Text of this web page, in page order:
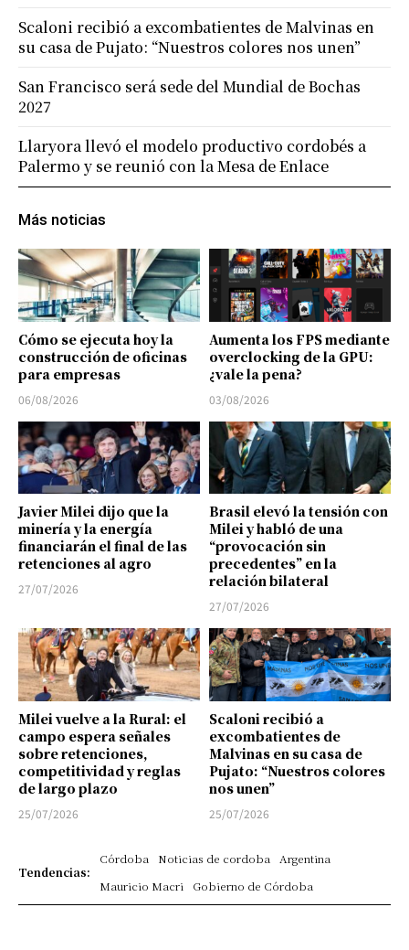
Más noticias
Cómo se ejecuta hoy la
construcción de oficinas
para empresas
06/08/2026
Aumenta los FPS mediante
overclocking de la GPU:
¿vale la pena?
03/08/2026
Javier Milei dijo que la
minería y la energía
financiarán el final de las
retenciones al agro
27/07/2026
Brasil elevó la tensión con
Milei y habló de una
“provocación sin
precedentes” en la
relación bilateral
27/07/2026
Milei vuelve a la Rural: el
campo espera señales
sobre retenciones,
competitividad y reglas
de largo plazo
25/07/2026
Scaloni recibió a
excombatientes de
Malvinas en su casa de
Pujato: “Nuestros colores
nos unen”
25/07/2026
Tendencias:
Córdoba Noticias de cordoba
Argentina
Mauricio Macri
Gobierno de Córdoba
Scaloni recibió a excombatientes de Malvinas en
su casa de Pujato: “Nuestros colores nos unen”
San Francisco será sede del Mundial de Bochas
2027
Llaryora llevó el modelo productivo cordobés a
Palermo y se reunió con la Mesa de Enlace